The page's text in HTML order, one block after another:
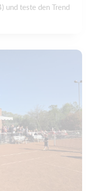
teste den Trend